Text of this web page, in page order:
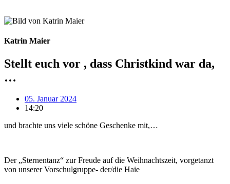
Katrin Maier
Stellt euch vor , dass Christkind war da,
…
05. Januar 2024
14:20
und brachte uns viele schöne Geschenke mit,…
Der „Sternentanz“ zur Freude auf die Weihnachtszeit, vorgetanzt
von unserer Vorschulgruppe- der/die Haie